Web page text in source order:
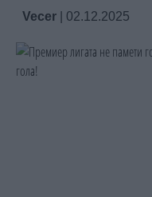
Vecer 02.12.2025